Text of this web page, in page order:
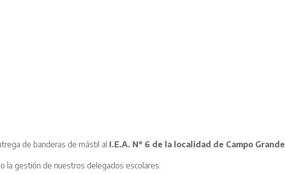
de banderas de mástil al I.E.A. N° 6 de la localidad de Campo Grande
la gestión de nuestros delegados escolares.